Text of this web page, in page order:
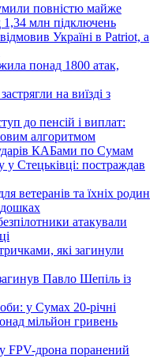
повністю майже
1,34 млн підключень
Україні в Patriot, а
понад 1800 атак,
на виїзді з
до пенсій і виплат:
алгоритмом
КАБами по Сумам
Стецьківці: постраждав
ветеранів та їхніх родин
атакували
які загинули
Павло Шепіль із
у Сумах 20-річні
мільйон гривень
FPV-дрона поранений